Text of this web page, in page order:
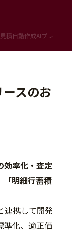
見積自動作成AIプレスリリースのお知らせ
スのお
効率化・査定
「明細行蓄積
連携して開発
準化、適正価